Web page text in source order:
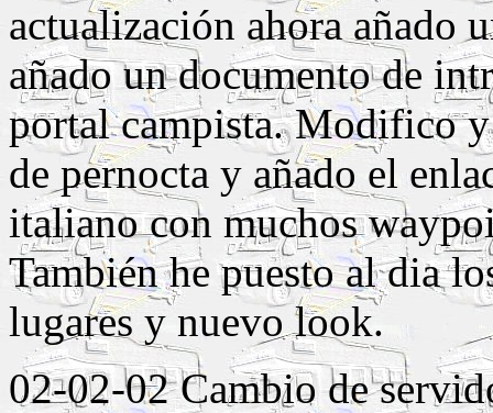
actualización ahora añado
añado un documento de
portal campista. Modifico
de pernocta y añado el
italiano con muchos
También he puesto al dia
lugares y nuevo look.
02-02-02 Cambio de